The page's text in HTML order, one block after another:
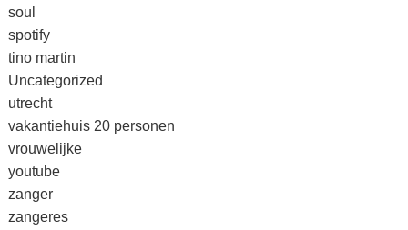
soul
spotify
tino martin
Uncategorized
utrecht
vakantiehuis 20 personen
vrouwelijke
youtube
zanger
zangeres